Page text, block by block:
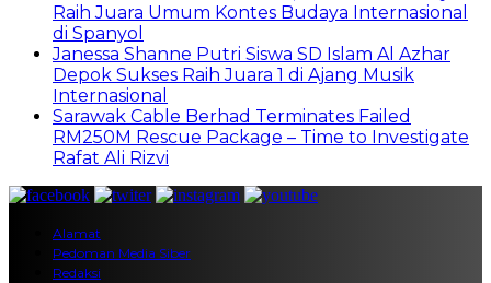
Raih Juara Umum Kontes Budaya Internasional
di Spanyol
Janessa Shanne Putri Siswa SD Islam Al Azhar
Depok Sukses Raih Juara 1 di Ajang Musik
Internasional
Sarawak Cable Berhad Terminates Failed
RM250M Rescue Package – Time to Investigate
Rafat Ali Rizvi
Alamat
Pedoman Media Siber
Redaksi